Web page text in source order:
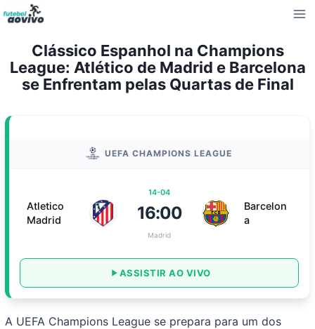
Pular
para
Conteúdo
Clássico Espanhol na Champions
League: Atlético de Madrid e Barcelona
se Enfrentam pelas Quartas de Final
UEFA CHAMPIONS LEAGUE
Atletico
Madrid
14-04
16:00
Madrid
Barcelon
a
ASSISTIR AO VIVO
A UEFA Champions League se prepara para um dos